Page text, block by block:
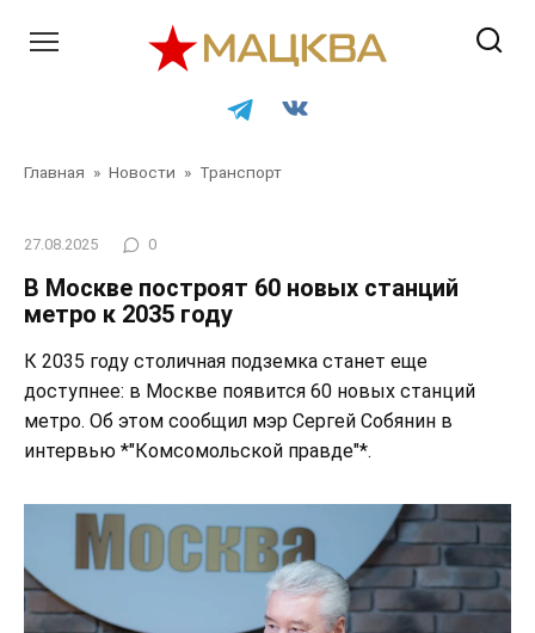
Главная » Новости » Транспорт
27.08.2025 0
В Москве построят 60 новых станций
метро к 2035 году
К 2035 году столичная подземка станет еще
доступнее: в Москве появится 60 новых станций
метро. Об этом сообщил мэр Сергей Собянин в
интервью *"Комсомольской правде"*.